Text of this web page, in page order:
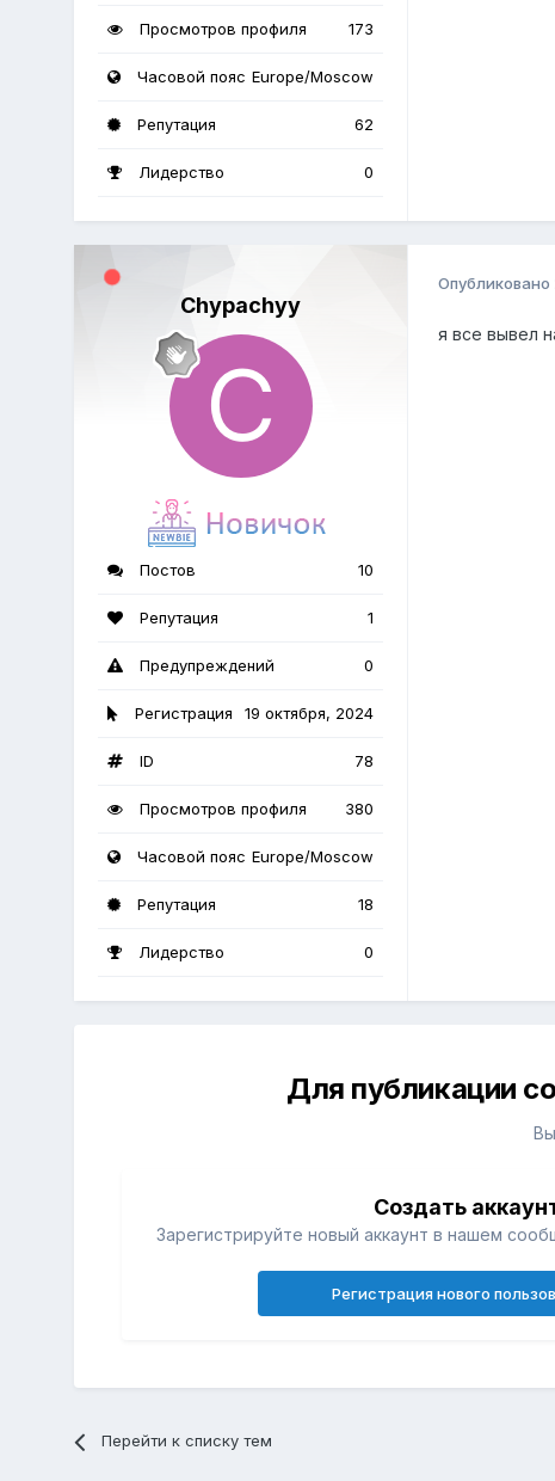
Просмотров профиля 173
Часовой пояс Europe/Moscow
Репутация 62
Лидерство 0
Chypachyy
Постов 10
Репутация 1
Предупреждений 0
Регистрация 19 октября, 2024
ID 78
Просмотров профиля 380
Часовой пояс Europe/Moscow
Репутация 18
Лидерство 0
Опубликовано
я все вывел
Для публикации
Создать
Зарегистрируйте новый аккаунт в нашем
Регистрация нового
Перейти к списку тем